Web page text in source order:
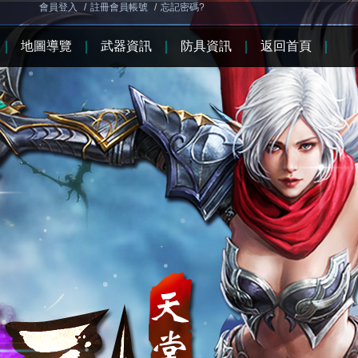
會員登入 / 註冊會員帳號 / 忘記密碼?